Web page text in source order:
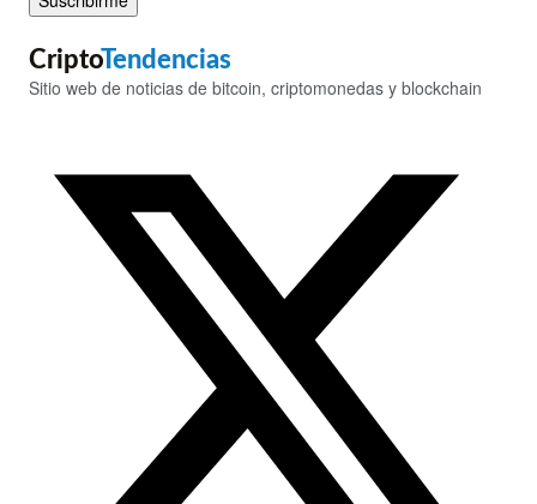
CriptoTendencias
Sitio web de noticias de bitcoin, criptomonedas y blockchain